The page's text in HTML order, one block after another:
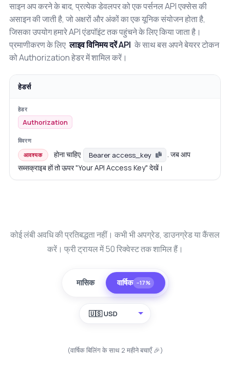
साइन अप करने के बाद, प्रत्येक डेवलपर को एक पर्सनल API एक्सेस की
असाइन की जाती है, जो अक्षरों और अंकों का एक यूनिक संयोजन होता है,
जिसका उपयोग हमारे API एंडपॉइंट तक पहुंचने के लिए किया जाता है।
प्रमाणीकरण के लिए लाइव विनिमय दरें API के साथ बस अपने बेयरर टोकन
को Authorization हेडर में शामिल करें।
हेडर्स
Authorization
आवश्यक होना चाहिए Bearer access_key
. जब आप
सब्सक्राइब हों तो ऊपर "Your API Access Key" देखें।
कोई लंबी अवधि की प्रतिबद्धता नहीं। कभी भी अपग्रेड, डाउनग्रेड या कैंसल
करें। फ्री ट्रायल में 50 रिक्वेस्ट तक शामिल हैं।
मासिक वार्षिक −17%
🇺🇸 USD
(वार्षिक बिलिंग के साथ 2 महीने बचाएँ 🎉)